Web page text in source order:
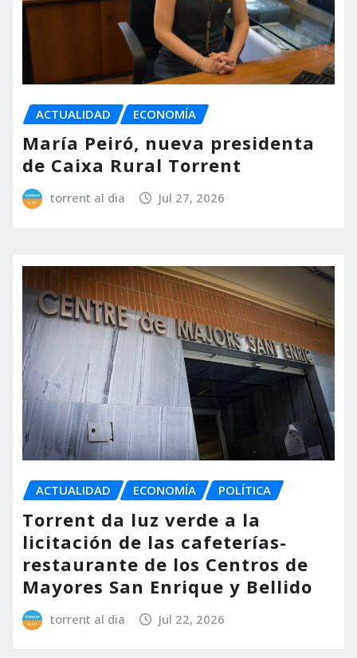
ACTUALIDAD ECONOMÍA
María Peiró, nueva presidenta
de Caixa Rural Torrent
torrent al dia Jul 27, 2026
ACTUALIDAD ECONOMÍA POLÍTICA
Torrent da luz verde a la
licitación de las cafeterías-
restaurante de los Centros de
Mayores San Enrique y Bellido
torrent al dia Jul 22, 2026